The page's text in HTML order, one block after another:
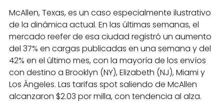
McAllen, Texas, es un caso especialmente ilustrativo
de la dinámica actual. En las últimas semanas, el
mercado reefer de esa ciudad registró un aumento
del 37% en cargas publicadas en una semana y del
42% en el último mes, con la mayoría de los envíos
con destino a Brooklyn (NY), Elizabeth (NJ), Miami y
Los Ángeles. Las tarifas spot saliendo de McAllen
alcanzaron $2.03 por milla, con tendencia al alza.